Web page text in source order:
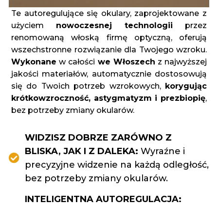
Te autoregulujące się okulary, zaprojektowane z
użyciem nowoczesnej technologii przez
renomowaną włoską firmę optyczną, oferują
wszechstronne rozwiązanie dla Twojego wzroku.
Wykonane w całości we Włoszech z najwyższej
jakości materiałów, automatycznie dostosowują
się do Twoich potrzeb wzrokowych, korygując
krótkowzroczność, astygmatyzm i prezbiopię,
bez potrzeby zmiany okularów.
WIDZISZ DOBRZE ZARÓWNO Z
BLISKA, JAK I Z DALEKA: Wyraźne i
precyzyjne widzenie na każdą odległość,
bez potrzeby zmiany okularów.
INTELIGENTNA AUTOREGULACJA: